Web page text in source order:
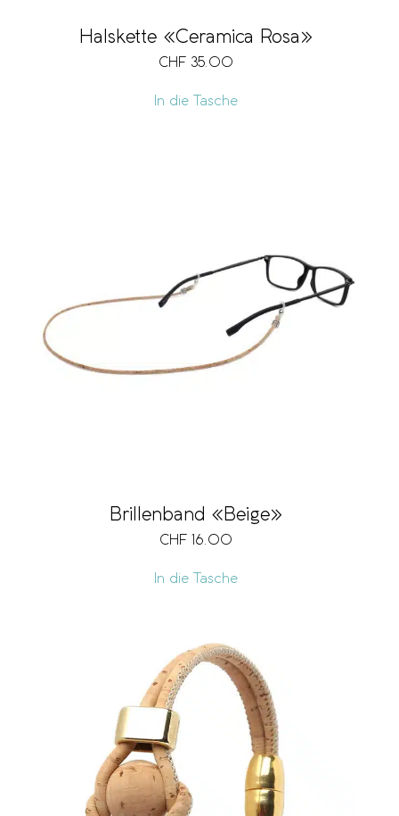
Halskette «Ceramica Rosa»
CHF 35.00
In die Tasche
Brillenband «Beige»
CHF 16.00
In die Tasche